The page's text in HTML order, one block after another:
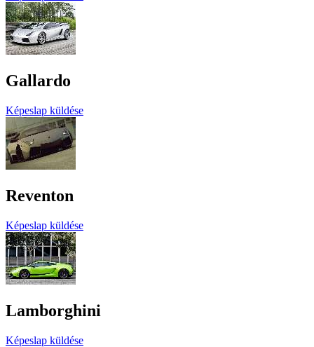
Gallardo
Képeslap küldése
Reventon
Képeslap küldése
Lamborghini
Képeslap küldése